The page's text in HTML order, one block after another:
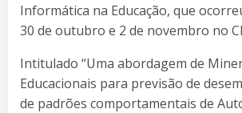
Informática na Educação, que
30 de outubro e 2 de novembro no
Intitulado “Uma abordagem de
Educacionais para previsão de
de padrões comportamentais de